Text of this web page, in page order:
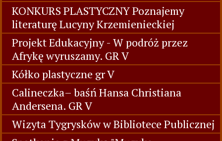
KONKURS PLASTYCZNY Poznajemy
literaturę Lucyny Krzemienieckiej
Projekt Edukacyjny - W podróż przez
Afrykę wyruszamy. GR V
Kółko plastyczne gr V
Calineczka– baśń Hansa Christiana
Andersena. GR V
Wizyta Tygrysków w Bibliotece Publicznej